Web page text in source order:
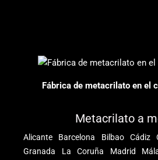
Fábrica de metacrilato en el
Metacrilato a
Alicante Barcelona Bilbao Cádiz
Granada
La Coruña Madrid